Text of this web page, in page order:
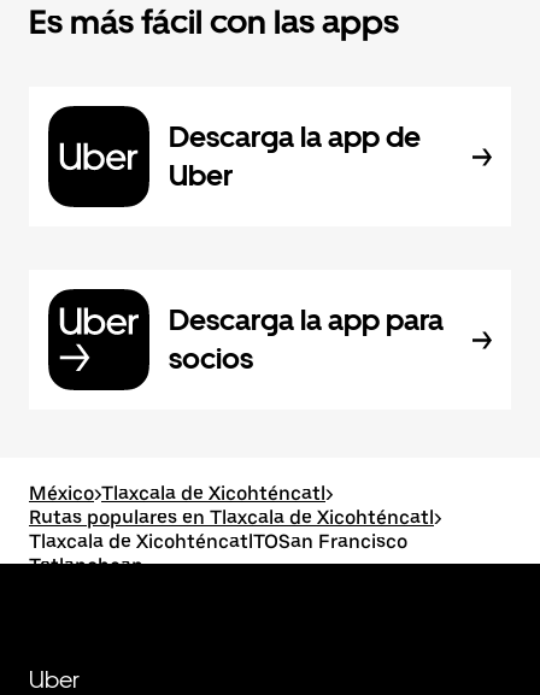
Es más fácil con las apps
Descarga la app de
Uber
Descarga la app para
socios
México>Tlaxcala de Xicohténcatl>
Rutas populares en Tlaxcala de Xicohténcatl>
Tlaxcala de XicohténcatlTOSan Francisco
Tetlanohcan
Uber